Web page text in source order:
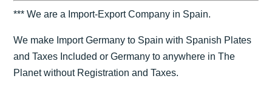
*** We are a Import-Export Company in Spain.
We make Import Germany to Spain with Spanish Plates
and Taxes Included or Germany to anywhere in The
Planet without Registration and Taxes.